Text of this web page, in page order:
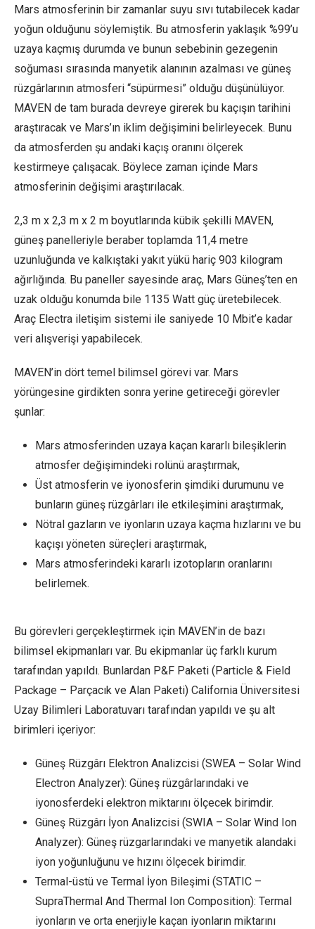
Mars atmosferinin bir zamanlar suyu sıvı tutabilecek kadar
yoğun olduğunu söylemiştik. Bu atmosferin yaklaşık %99’u
uzaya kaçmış durumda ve bunun sebebinin gezegenin
soğuması sırasında manyetik alanının azalması ve güneş
rüzgârlarının atmosferi “süpürmesi” olduğu düşünülüyor.
MAVEN de tam burada devreye girerek bu kaçışın tarihini
araştıracak ve Mars’ın iklim değişimini belirleyecek. Bunu
da atmosferden şu andaki kaçış oranını ölçerek
kestirmeye çalışacak. Böylece zaman içinde Mars
atmosferinin değişimi araştırılacak.
2,3 m x 2,3 m x 2 m boyutlarında kübik şekilli MAVEN,
güneş panelleriyle beraber toplamda 11,4 metre
uzunluğunda ve kalkıştaki yakıt yükü hariç 903 kilogram
ağırlığında. Bu paneller sayesinde araç, Mars Güneş’ten en
uzak olduğu konumda bile 1135 Watt güç üretebilecek.
Araç Electra iletişim sistemi ile saniyede 10 Mbit’e kadar
veri alışverişi yapabilecek.
MAVEN’in dört temel bilimsel görevi var. Mars
yörüngesine girdikten sonra yerine getireceği görevler
şunlar:
Mars atmosferinden uzaya kaçan kararlı bileşiklerin
atmosfer değişimindeki rolünü araştırmak,
Üst atmosferin ve iyonosferin şimdiki durumunu ve
bunların güneş rüzgârları ile etkileşimini araştırmak,
Nötral gazların ve iyonların uzaya kaçma hızlarını ve bu
kaçışı yöneten süreçleri araştırmak,
Mars atmosferindeki kararlı izotopların oranlarını
belirlemek.
Bu görevleri gerçekleştirmek için MAVEN’in de bazı
bilimsel ekipmanları var. Bu ekipmanlar üç farklı kurum
tarafından yapıldı. Bunlardan P&F Paketi (Particle & Field
Package – Parçacık ve Alan Paketi) California Üniversitesi
Uzay Bilimleri Laboratuvarı tarafından yapıldı ve şu alt
birimleri içeriyor:
Güneş Rüzgârı Elektron Analizcisi (SWEA – Solar Wind
Electron Analyzer): Güneş rüzgârlarındaki ve
iyonosferdeki elektron miktarını ölçecek birimdir.
Güneş Rüzgârı İyon Analizcisi (SWIA – Solar Wind Ion
Analyzer): Güneş rüzgarlarındaki ve manyetik alandaki
iyon yoğunluğunu ve hızını ölçecek birimdir.
Termal-üstü ve Termal İyon Bileşimi (STATIC –
SupraThermal And Thermal Ion Composition): Termal
iyonların ve orta enerjiyle kaçan iyonların miktarını